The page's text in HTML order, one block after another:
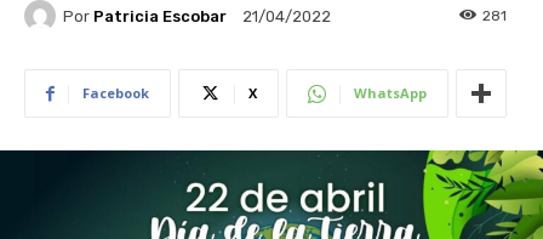
Por Patricia Escobar 21/04/2022 281
Facebook X WhatsApp